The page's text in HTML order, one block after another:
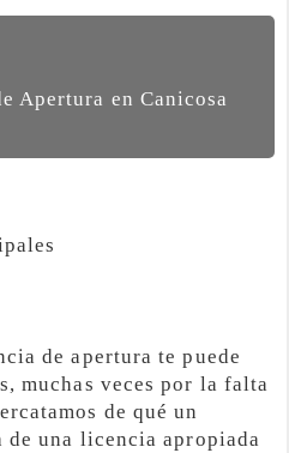
Apertura en Canicosa
de apertura te puede
muchas veces por la falta
de qué un
de una licencia apropiada